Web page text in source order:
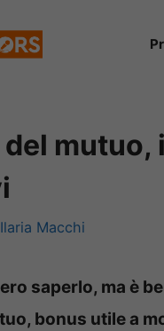
mutuo,
Ilaria Macchi
saperlo, ma è
bonus utile a